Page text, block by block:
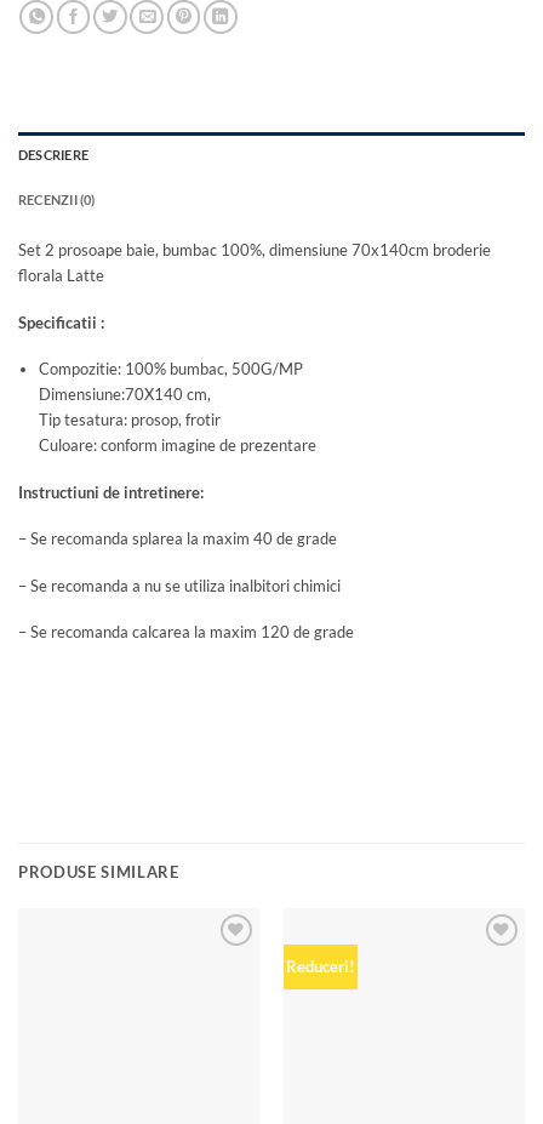
DESCRIERE
RECENZII (0)
Set 2 prosoape baie, bumbac 100%, dimensiune 70x140cm broderie
florala Latte
Specificatii :
Compozitie: 100% bumbac, 500G/MP
Dimensiune:70X140 cm,
Tip tesatura: prosop, frotir
Culoare: conform imagine de prezentare
Instructiuni de intretinere:
– Se recomanda splarea la maxim 40 de grade
– Se recomanda a nu se utiliza inalbitori chimici
– Se recomanda calcarea la maxim 120 de grade
PRODUSE SIMILARE
Reduceri!